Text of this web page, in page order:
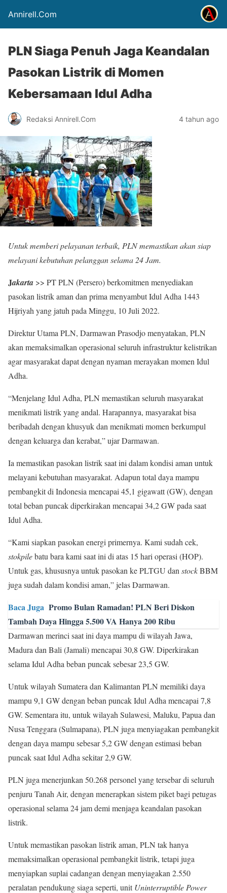
Annirell.Com
PLN Siaga Penuh Jaga Keandalan
Pasokan Listrik di Momen
Kebersamaan Idul Adha
Redaksi Annirell.Com 4 tahun ago
Untuk memberi pelayanan terbaik, PLN memastikan akan siap
melayani kebutuhan pelanggan selama 24 Jam.
Jakarta >> PT PLN (Persero) berkomitmen menyediakan
pasokan listrik aman dan prima menyambut Idul Adha 1443
Hijriyah yang jatuh pada Minggu, 10 Juli 2022.
Direktur Utama PLN, Darmawan Prasodjo menyatakan, PLN
akan memaksimalkan operasional seluruh infrastruktur kelistrikan
agar masyarakat dapat dengan nyaman merayakan momen Idul
Adha.
“Menjelang Idul Adha, PLN memastikan seluruh masyarakat
menikmati listrik yang andal. Harapannya, masyarakat bisa
beribadah dengan khusyuk dan menikmati momen berkumpul
dengan keluarga dan kerabat,” ujar Darmawan.
Ia memastikan pasokan listrik saat ini dalam kondisi aman untuk
melayani kebutuhan masyarakat. Adapun total daya mampu
pembangkit di Indonesia mencapai 45,1 gigawatt (GW), dengan
total beban puncak diperkirakan mencapai 34,2 GW pada saat
Idul Adha.
“Kami siapkan pasokan energi primernya. Kami sudah cek,
stokpilebatu bara kami saat ini di atas 15 hari operasi (HOP).
Untuk gas, khususnya untuk pasokan ke PLTGU dan stockBBM
juga sudah dalam kondisi aman,” jelas Darmawan.
Baca Juga Promo Bulan Ramadan! PLN Beri Diskon
Tambah Daya Hingga 5.500 VA Hanya 200 Ribu
Darmawan merinci saat ini daya mampu di wilayah Jawa,
Madura dan Bali (Jamali) mencapai 30,8 GW. Diperkirakan
selama Idul Adha beban puncak sebesar 23,5 GW.
Untuk wilayah Sumatera dan Kalimantan PLN memiliki daya
mampu 9,1 GW dengan beban puncak Idul Adha mencapai 7,8
GW. Sementara itu, untuk wilayah Sulawesi, Maluku, Papua dan
Nusa Tenggara (Sulmapana), PLN juga menyiagakan pembangkit
dengan daya mampu sebesar 5,2 GW dengan estimasi beban
puncak saat Idul Adha sekitar 2,9 GW.
PLN juga menerjunkan 50.268 personel yang tersebar di seluruh
penjuru Tanah Air, dengan menerapkan sistem piket bagi petugas
operasional selama 24 jam demi menjaga keandalan pasokan
listrik.
Untuk memastikan pasokan listrik aman, PLN tak hanya
memaksimalkan operasional pembangkit listrik, tetapi juga
menyiapkan suplai cadangan dengan menyiagakan 2.550
peralatan pendukung siaga seperti, unitUninterruptible Power